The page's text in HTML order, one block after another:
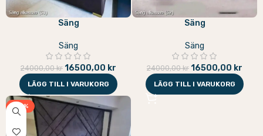
Säng
Säng
24000,00kr 16500,00 kr
LÄGG TILL I VARUKORG
Säng
Säng
24000,00kr 16500,00 kr
LÄGG TILL I VARUKORG
-33%